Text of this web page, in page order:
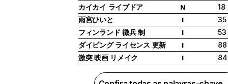
カイカイ ライブドア
N
18
雨宮ひいと
I
35
フィンランド 徴兵 制
I
53
ダイビング ライセンス 更新
I
88
激突 映画 リメイク
I 84